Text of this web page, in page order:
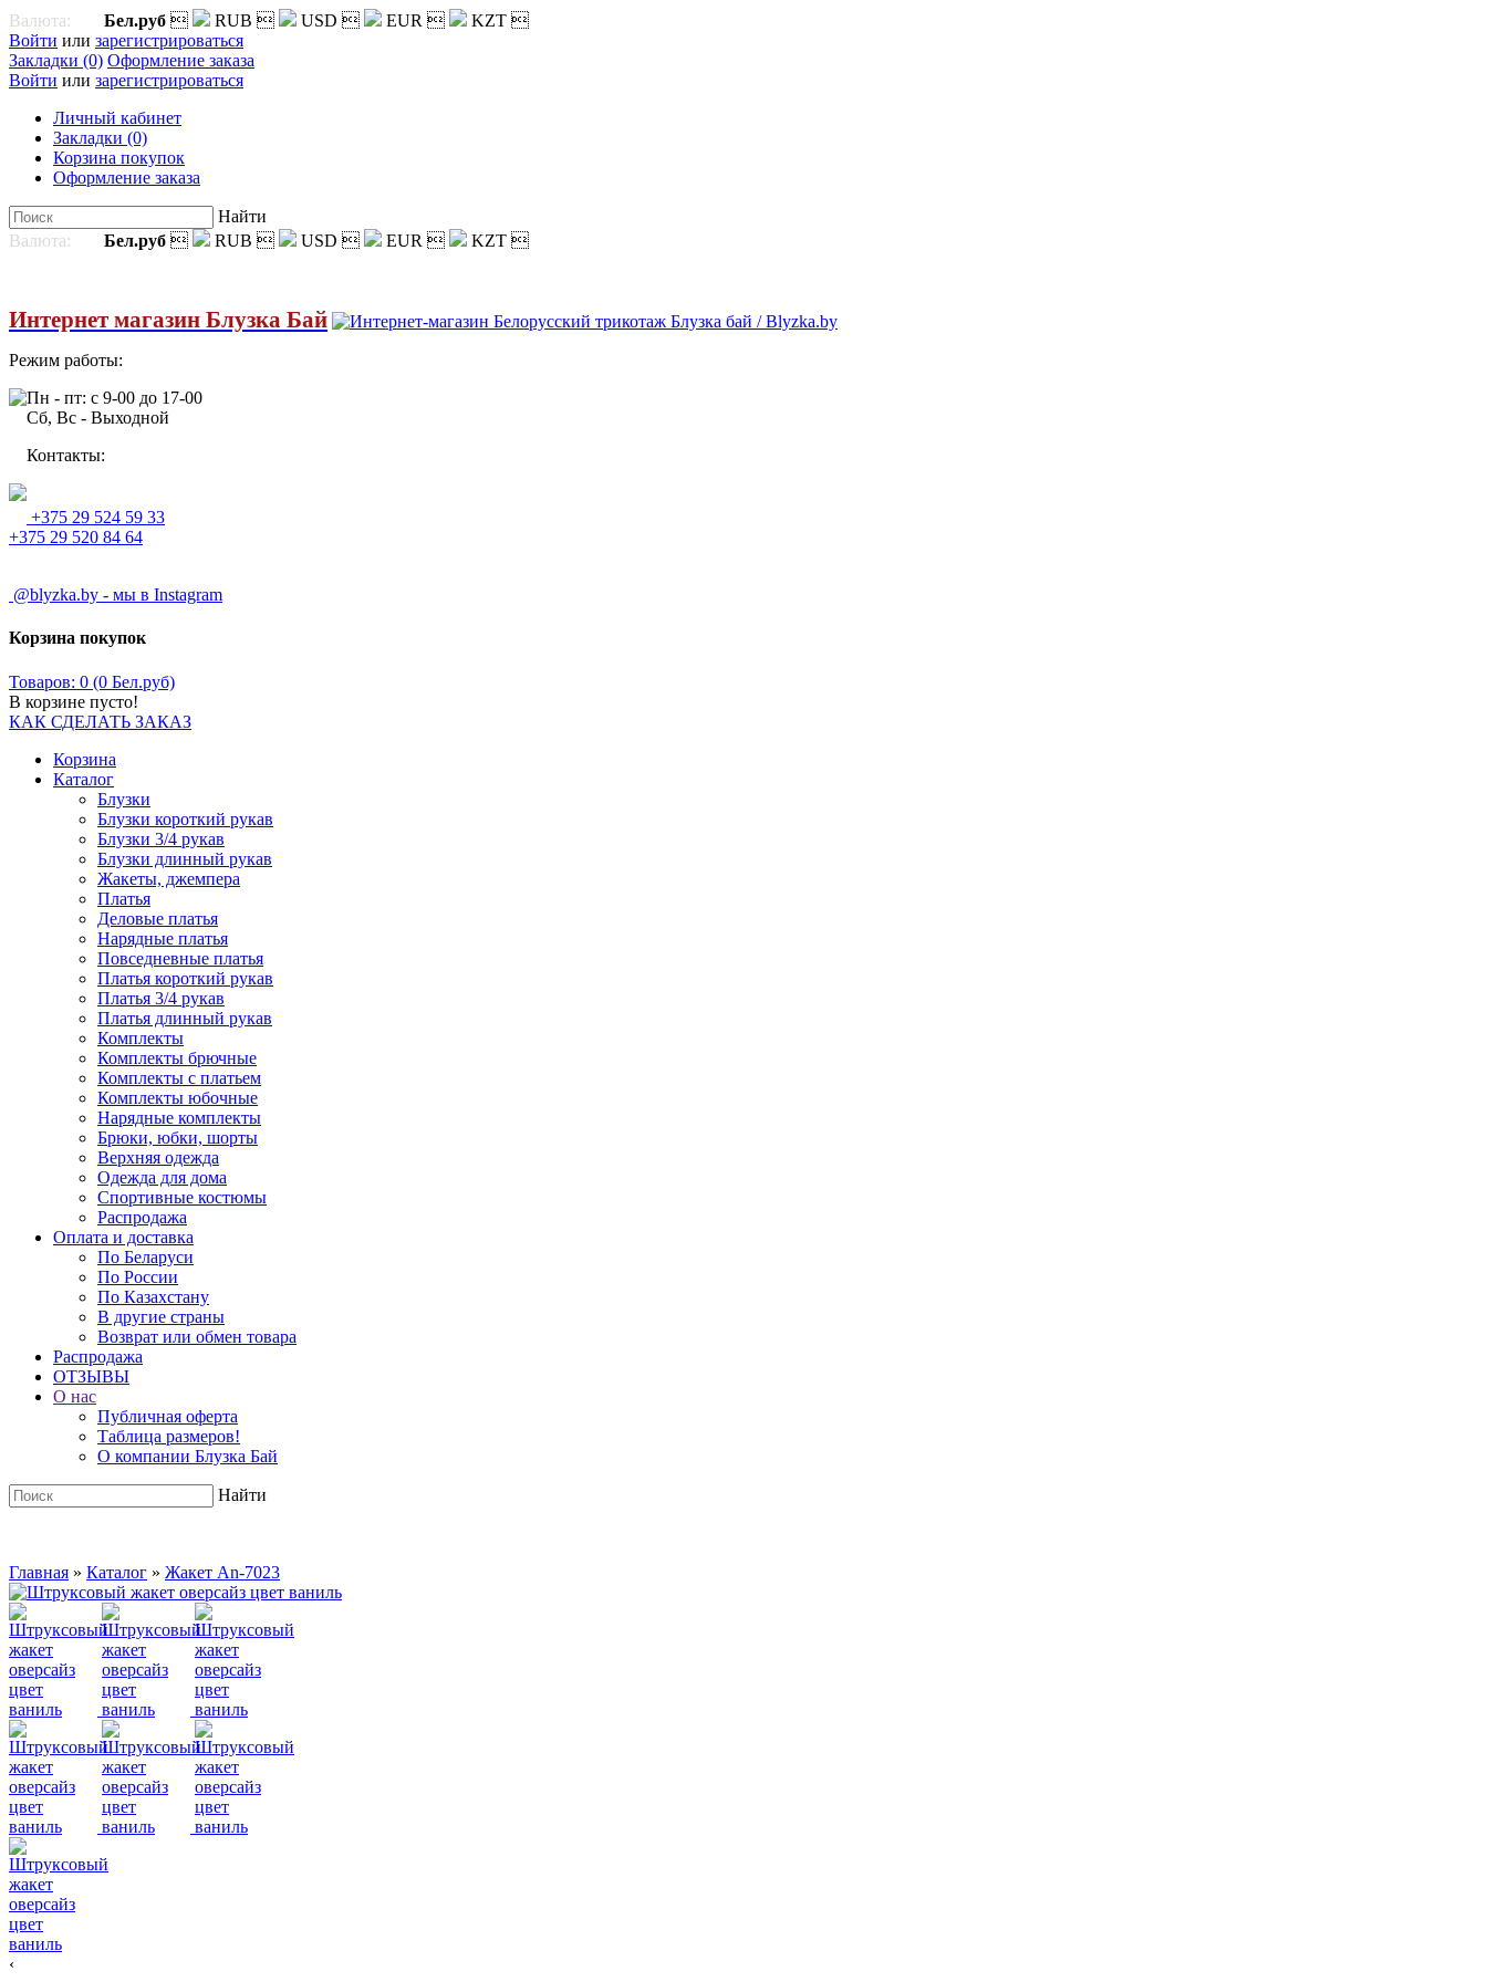
Валюта: Бел.руб  RUB  USD  EUR  KZT 
Войти или зарегистрироваться
Закладки (0) Оформление заказа
Войти или зарегистрироваться
Личный кабинет
Закладки (0)
Корзина покупок
Оформление заказа
Найти
Валюта:
Бел.руб  RUB  USD  EUR  KZT 
Интернет магазин Блузка Бай
Режим работы:
Пн - пт: с 9-00 до 17-00
Сб, Вс - Выходной
Контакты:
+375 29 524 59 33
+375 29 520 84 64
@blyzka.by - мы в Instagram
Корзина покупок
Товаров: 0 (0 Бел.руб)
В корзине пусто!
КАК СДЕЛАТЬ ЗАКАЗ
Корзина
Каталог
Блузки
Блузки короткий рукав
Блузки 3/4 рукав
Блузки длинный рукав
Жакеты, джемпера
Платья
Деловые платья
Нарядные платья
Повседневные платья
Платья короткий рукав
Платья 3/4 рукав
Платья длинный рукав
Комплекты
Комплекты брючные
Комплекты с платьем
Комплекты юбочные
Нарядные комплекты
Брюки, юбки, шорты
Верхняя одежда
Одежда для дома
Спортивные костюмы
Распродажа
Оплата и доставка
По Беларуси
По России
По Казахстану
В другие страны
Возврат или обмен товара
Распродажа
ОТЗЫВЫ
О нас
Публичная оферта
Таблица размеров!
О компании Блузка Бай
Найти
Главная » Каталог » Жакет An-7023
‹